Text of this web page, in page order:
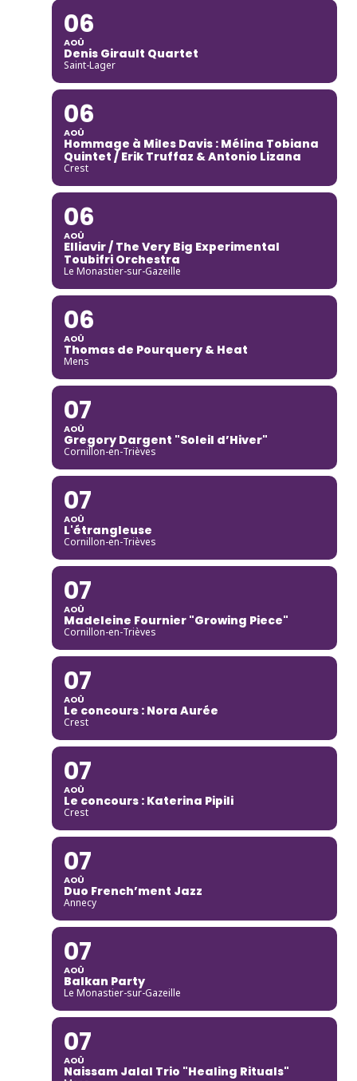
06
AOÛ
Denis Girault Quartet
Saint-Lager
06
AOÛ
Hommage à Miles Davis : Mélina Tobiana
Quintet / Erik Truffaz & Antonio Lizana
Crest
06
AOÛ
Elliavir / The Very Big Experimental
Toubifri Orchestra
Le Monastier-sur-Gazeille
06
AOÛ
Thomas de Pourquery & Heat
Mens
07
AOÛ
Gregory Dargent "Soleil d’Hiver"
Cornillon-en-Trièves
07
AOÛ
L'étrangleuse
Cornillon-en-Trièves
07
AOÛ
Madeleine Fournier "Growing Piece"
Cornillon-en-Trièves
07
AOÛ
Le concours : Nora Aurée
Crest
07
AOÛ
Le concours : Katerina Pipili
Crest
07
AOÛ
Duo French’ment Jazz
Annecy
07
AOÛ
Balkan Party
Le Monastier-sur-Gazeille
07
AOÛ
Naissam Jalal Trio "Healing Rituals"